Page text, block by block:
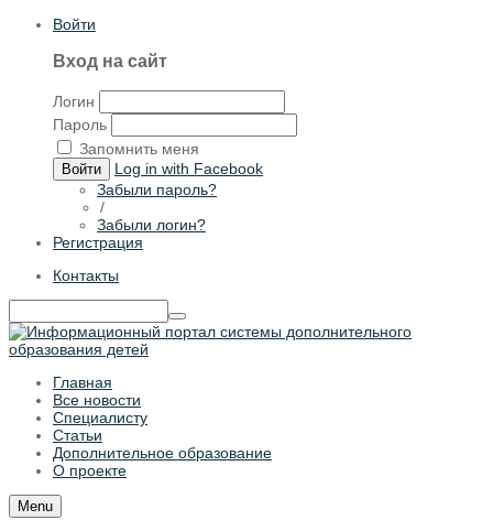
Войти
Вход на сайт
Логин
Пароль
Запомнить меня
Войти
Log in with Facebook
Забыли пароль?
/
Забыли логин?
Регистрация
Контакты
Главная
Все новости
Специалисту
Статьи
Дополнительное образование
О проекте
Menu